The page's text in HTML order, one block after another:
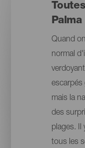
Palma
Quand
normal
escarpés
mais la
des
plages. Il
tous les